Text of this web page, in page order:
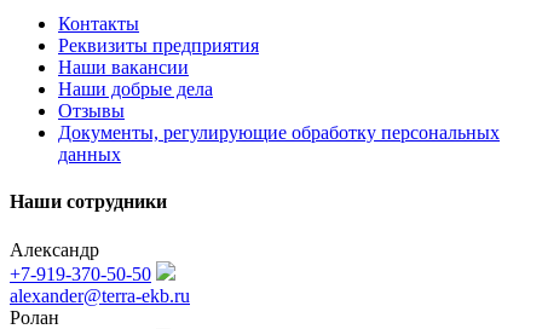
Контакты
Реквизиты предприятия
Наши вакансии
Наши добрые дела
Отзывы
Документы, регулирующие обработку персональных
данных
Наши сотрудники
Александр
+7-919-370-50-50
alexander@terra-ekb.ru
Ролан